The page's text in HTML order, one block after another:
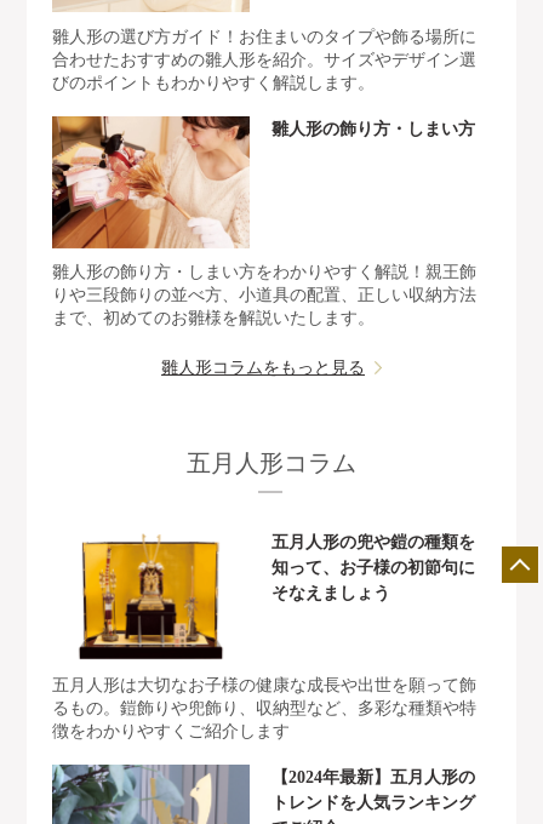
雛人形の選び方ガイド！お住まいのタイプや飾る場所に
合わせたおすすめの雛人形を紹介。サイズやデザイン選
びのポイントもわかりやすく解説します。
雛人形の飾り方・しまい方
雛人形の飾り方・しまい方をわかりやすく解説！親王飾
りや三段飾りの並べ方、小道具の配置、正しい収納方法
まで、初めてのお雛様を解説いたします。
雛人形コラムをもっと見る
五月人形コラム
五月人形の兜や鎧の種類を
知って、お子様の初節句に
そなえましょう
五月人形は大切なお子様の健康な成長や出世を願って飾
るもの。鎧飾りや兜飾り、収納型など、多彩な種類や特
徴をわかりやすくご紹介します
【2024年最新】五月人形の
トレンドを人気ランキング
店舗一覧 展示会情報 カタログ請求